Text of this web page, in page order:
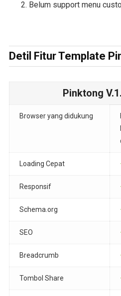
Belum support menu
Detil Fitur Template
Pinktong
Browser yang didukung
Loading Cepat
Responsif
Schema.org
SEO
Breadcrumb
Tombol Share